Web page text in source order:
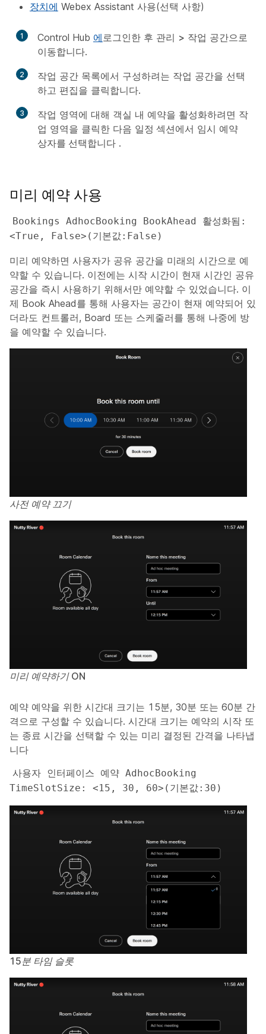
장치에 Webex Assistant 사용(선택 사항)
1 Control Hub 에로그인한 후 관리 > 작업 공간으로
이동합니다.
2
작업 공간 목록에서 구성하려는 작업 공간을 선택
하고 편집을 클릭합니다.
3
작업 영역에 대해 객실 내 예약을 활성화하려면 작
업 영역을 클릭한 다음 일정 섹션에서 임시 예약
상자를 선택합니다 .
미리 예약 사용
Bookings AdhocBooking BookAhead 활성화됨:
<True, False>(기본값:False)
미리 예약하면 사용자가 공유 공간을 미래의 시간으로 예
약할 수 있습니다. 이전에는 시작 시간이 현재 시간인 공유
공간을 즉시 사용하기 위해서만 예약할 수 있었습니다. 이
제 Book Ahead를 통해 사용자는 공간이 현재 예약되어 있
더라도 컨트롤러, Board 또는 스케줄러를 통해 나중에 방
을 예약할 수 있습니다.
사전 예약 끄기
미리 예약하기 ON
예약 예약을 위한 시간대 크기는 15분, 30분 또는 60분 간
격으로 구성할 수 있습니다. 시간대 크기는 예약의 시작 또
는 종료 시간을 선택할 수 있는 미리 결정된 간격을 나타냅
니다
사용자 인터페이스 예약 AdhocBooking
TimeSlotSize: <15, 30, 60>(기본값:30)
15분 타임 슬롯